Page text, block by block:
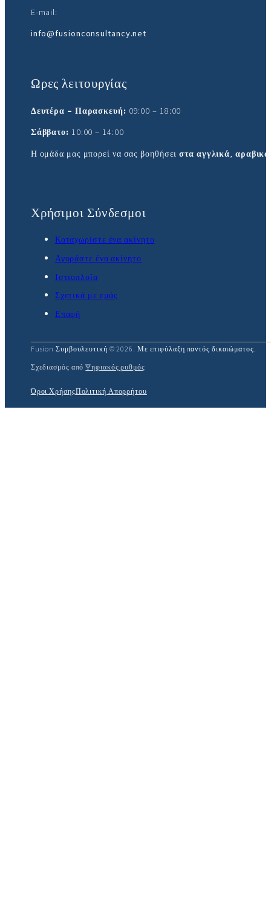
E-mail:
info@fusionconsultancy.net
Ωρες λειτουργίας
Δευτέρα – Παρασκευή: 09:00 – 18:00
Σάββατο: 10:00 – 14:00
Η ομάδα μας μπορεί να σας βοηθήσειστα αγγλικά, αραβικά
Χρήσιμοι Σύνδεσμοι
Καταχωρίστε ένα ακίνητο
Αγοράστε ένα ακίνητο
Ιστιοπλοΐα
Σχετικά με εμάς
Επαφή
Fusion Συμβουλευτική © 2026. Με επιφύλαξη παντός δικαιώματος.
Σχεδιασμός απόΨηφιακός ρυθμός
Όροι ΧρήσηςΠολιτική Απορρήτου